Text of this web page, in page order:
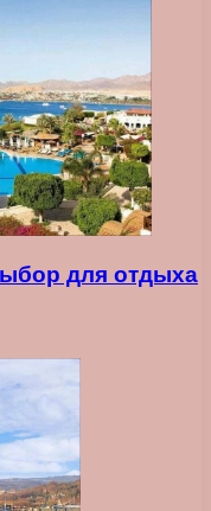
для отдыха